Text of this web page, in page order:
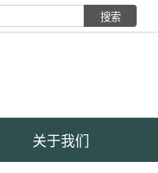
搜索
关于我们